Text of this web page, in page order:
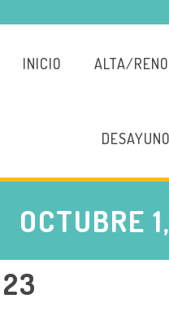
INICIO ALTA/
OCTUBRE